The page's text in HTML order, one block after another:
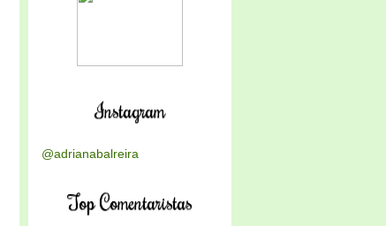
Instagram
@adrianabalreira
Top Comentaristas